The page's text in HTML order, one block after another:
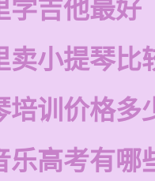
学吉他最好
卖小提琴比
培训价格多
乐高考有哪